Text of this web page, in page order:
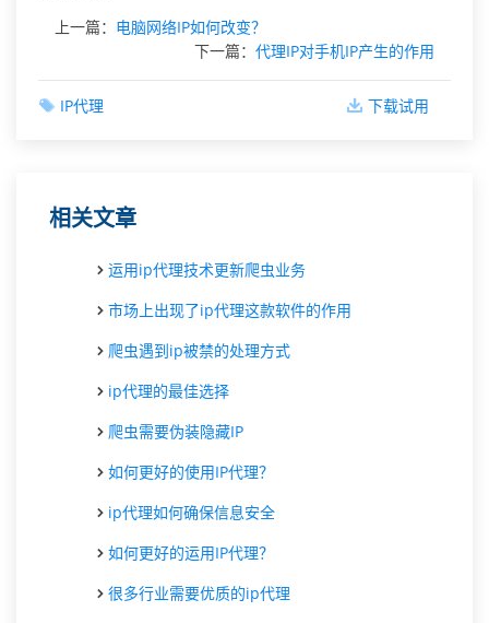
上一篇： 电脑网络IP如何改变？
下一篇： 代理IP对手机IP产生的作用
IP代理 下载试用
相关文章
运用ip代理技术更新爬虫业务
市场上出现了ip代理这款软件的作用
爬虫遇到ip被禁的处理方式
ip代理的最佳选择
爬虫需要伪装隐藏IP
如何更好的使用IP代理？
ip代理如何确保信息安全
如何更好的运用IP代理？
很多行业需要优质的ip代理